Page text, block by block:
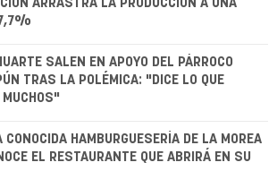
ARRASTRA LA PRODUCCIÓN A UNA
SALEN EN APOYO DEL PÁRROCO
TRAS LA POLÉMICA: "DICE LO QUE
CONOCIDA HAMBURGUESERÍA DE LA MOREA
EL RESTAURANTE QUE ABRIRÁ EN SU